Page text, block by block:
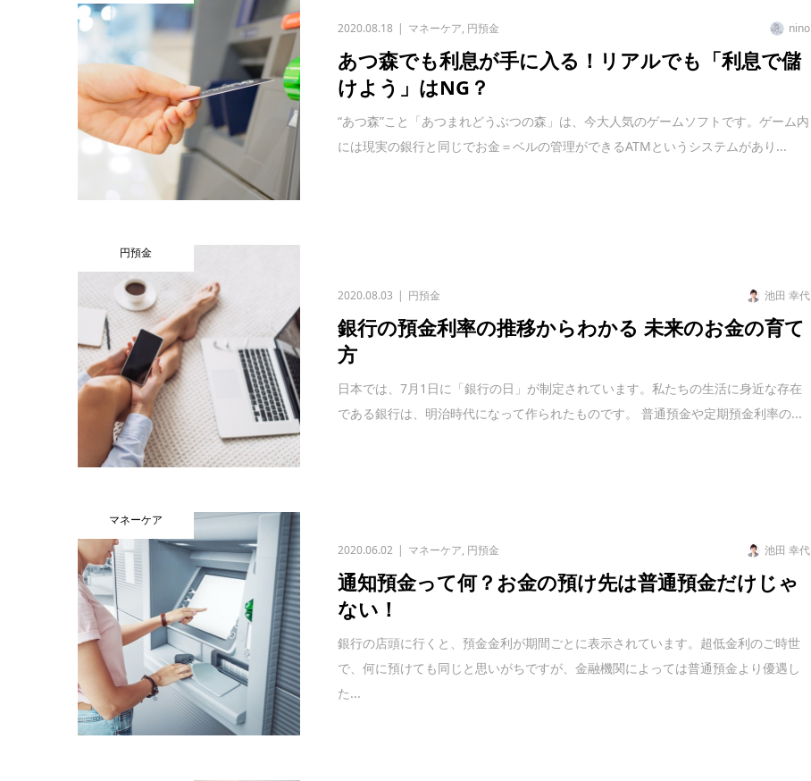
2020.08.18 マネーケア, 円預金 nino
あつ森でも利息が手に入る！リアルでも「利息で儲
けよう」はNG？
“あつ森”こと「あつまれどうぶつの森」は、今大人気のゲームソフトです。ゲーム内
には現実の銀行と同じでお金＝ベルの管理ができるATMというシステムがあり...
円預金
2020.08.03 円預金 池田 幸代
銀行の預金利率の推移からわかる 未来のお金の育て
方
日本では、7月1日に「銀行の日」が制定されています。私たちの生活に身近な存在
である銀行は、明治時代になって作られたものです。 普通預金や定期預金利率の...
マネーケア
2020.06.02 マネーケア, 円預金 池田 幸代
通知預金って何？お金の預け先は普通預金だけじゃ
ない！
銀行の店頭に行くと、預金金利が期間ごとに表示されています。超低金利のご時世
で、何に預けても同じと思いがちですが、金融機関によっては普通預金より優遇し
た...